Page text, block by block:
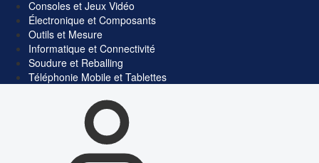
Consoles et Jeux Vidéo
Électronique et Composants
Outils et Mesure
Informatique et Connectivité
Soudure et Reballing
Téléphonie Mobile et Tablettes